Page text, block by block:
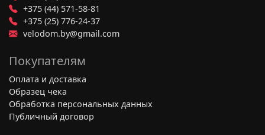
+375 (44) 571-58-81
+375 (25) 776-24-37
velodom.by@gmail.com
Покупателям
Оплата и доставка
Образец чека
Обработка персональных данных
Публичный договор